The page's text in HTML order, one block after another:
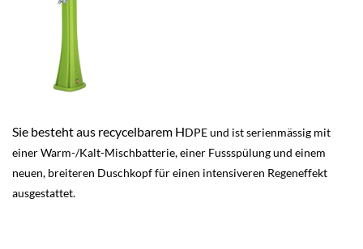
Sie besteht aus recycelbarem HDPE und ist serienmässig mit
einer Warm-/Kalt-Mischbatterie, einer Fussspülung und einem
neuen, breiteren Duschkopf für einen intensiveren Regeneffekt
ausgestattet.